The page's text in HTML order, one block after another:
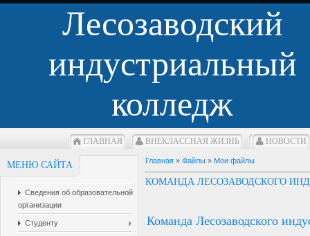
Лесозаводский
индустриальный
колледж
ГЛАВНАЯ ВНЕКЛАCСНАЯ ЖИЗНЬ НОВОСТИ
МЕНЮ САЙТА
Сведения об образовательной
организации
Студенту
Главная » Файлы » Мои файлы
КОМАНДА ЛЕСОЗАВОДСКОГО
Команда Лесозаводского